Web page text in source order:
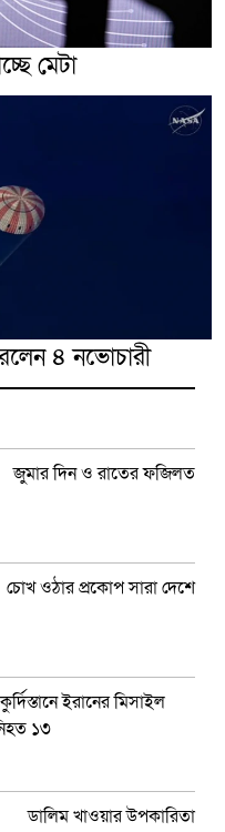
মেটা
৪ নভোচারী
জুমার দিন ও রাতের ফজিলত
চোখ ওঠার প্রকোপ সারা দেশে
ইরানের মিসাইল
১৩
ডালিম খাওয়ার উপকারিতা